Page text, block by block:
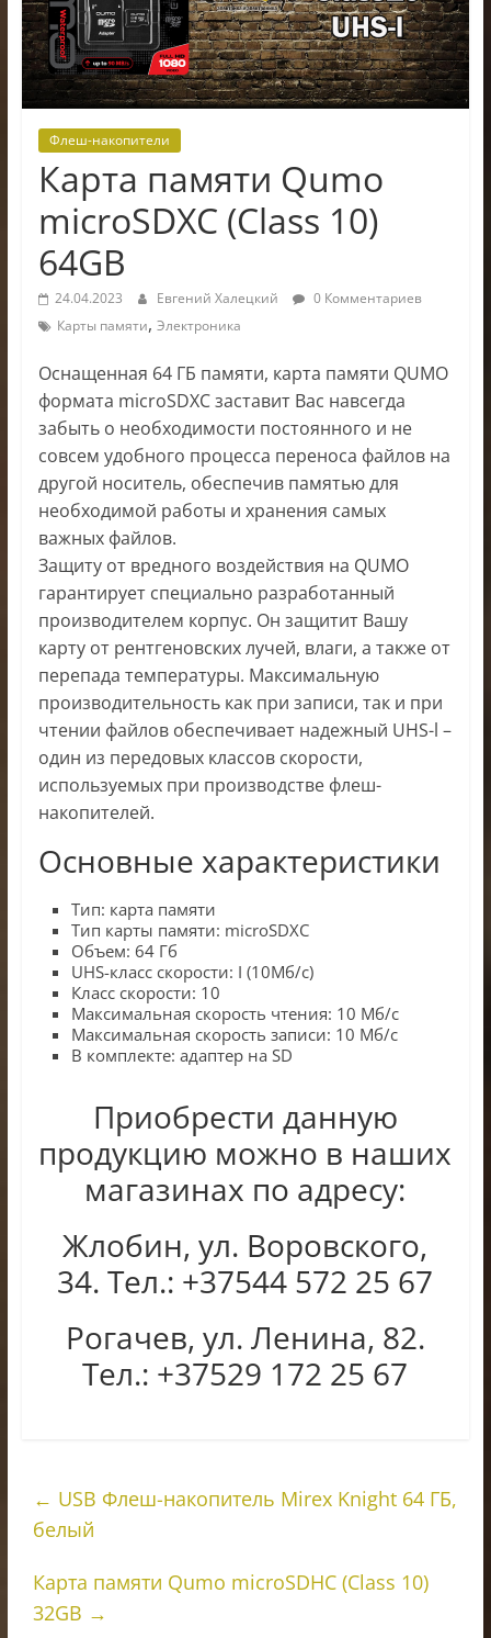
Флеш-накопители
Карта памяти Qumo
microSDXC (Сlass 10)
64GB
24.04.2023 Евгений Халецкий
0 Комментариев
Карты памяти, Электроника
Оснащенная 64 ГБ памяти, карта памяти QUMO
формата microSDXC заставит Вас навсегда
забыть о необходимости постоянного и не
совсем удобного процесса переноса файлов на
другой носитель, обеспечив памятью для
необходимой работы и хранения самых
важных файлов.
Защиту от вредного воздействия на QUMO
гарантирует специально разработанный
производителем корпус. Он защитит Вашу
карту от рентгеновских лучей, влаги, а также от
перепада температуры. Максимальную
производительность как при записи, так и при
чтении файлов обеспечивает надежный UHS-l –
один из передовых классов скорости,
используемых при производстве флеш-
накопителей.
Основные характеристики
Тип: карта памяти
Тип карты памяти: microSDXC
Объем: 64 Гб
UHS-класс скорости: I (10Мб/с)
Класс скорости: 10
Максимальная скорость чтения: 10 Мб/с
Максимальная скорость записи: 10 Мб/с
В комплекте: адаптер на SD
Приобрести данную
продукцию можно в наших
магазинах по адресу:
Жлобин, ул. Воровского,
34. Тел.: +37544 572 25 67
Рогачев, ул. Ленина, 82.
Тел.: +37529 172 25 67
← USB Флеш-накопитель Mirex Knight 64 ГБ,
белый
Карта памяти Qumo microSDHC (Сlass 10)
32GB →